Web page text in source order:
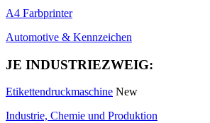
A4 Farbprinter
Automotive & Kennzeichen
JE INDUSTRIEZWEIG:
Etikettendruckmaschine New
Industrie, Chemie und Produktion